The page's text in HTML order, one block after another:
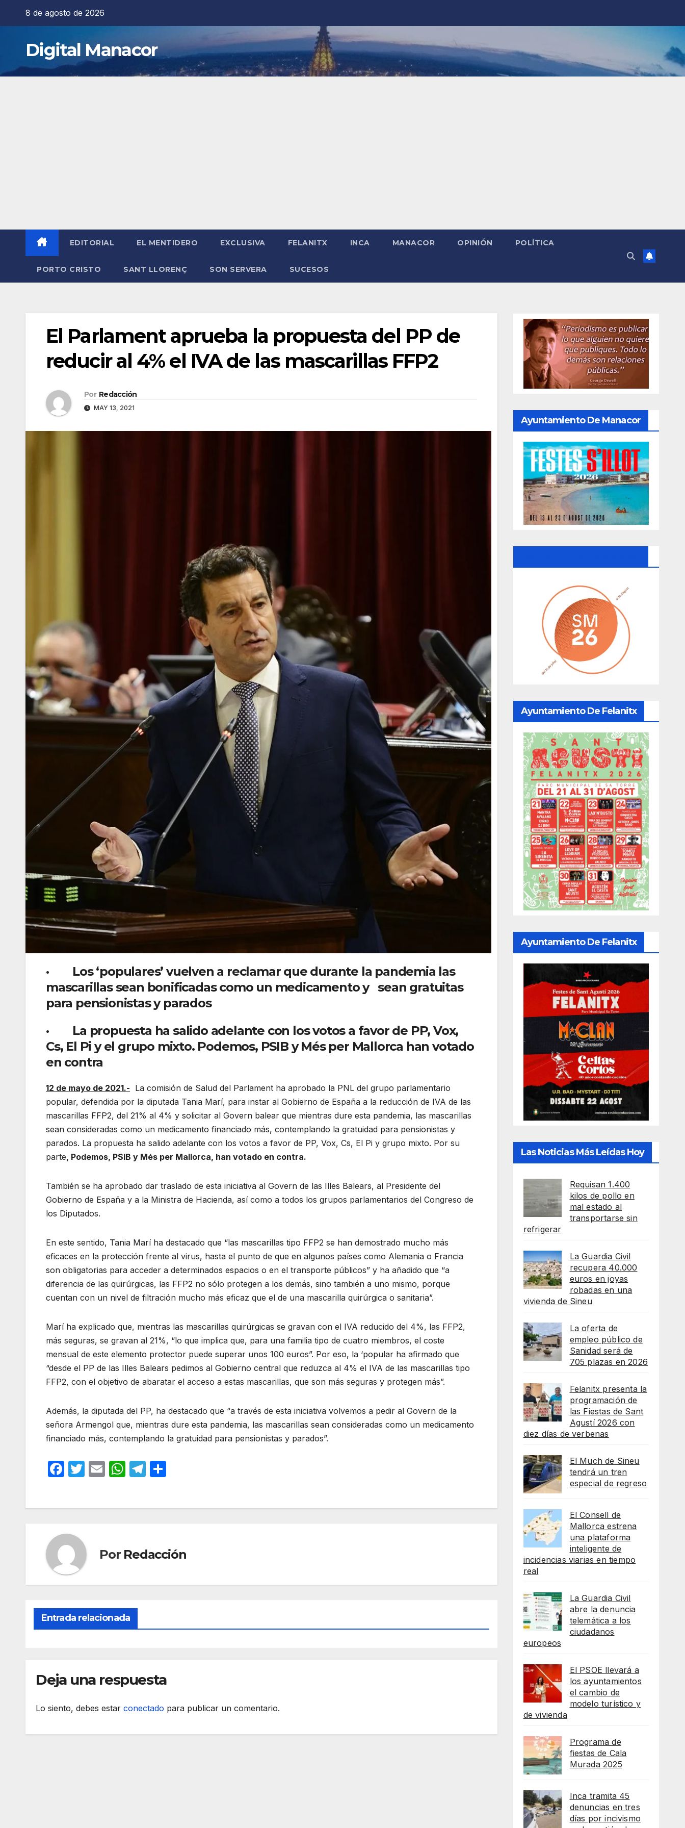
8 de agosto de 2026
Digital Manacor
EDITORIAL EL MENTIDERO EXCLUSIVA FELANITX INCA MANACOR OPINIÓN POLÍTICA
PORTO CRISTO SANT LLORENÇ SON SERVERA SUCESOS
El Parlament aprueba la propuesta del PP de
reducir al 4% el IVA de las mascarillas FFP2
Por Redacción
MAY 13, 2021
· Los ‘populares’ vuelven a reclamar que durante la pandemia las
mascarillas sean bonificadas como un medicamento y sean gratuitas
para pensionistas y parados
· La propuesta ha salido adelante con los votos a favor de PP, Vox,
Cs, El Pi y el grupo mixto. Podemos, PSIB y Més per Mallorca han votado
en contra
12 de mayo de 2021.- La comisión de Salud del Parlament ha aprobado la PNL del grupo parlamentario
popular, defendida por la diputada Tania Marí, para instar al Gobierno de España a la reducción de IVA de las
mascarillas FFP2, del 21% al 4% y solicitar al Govern balear que mientras dure esta pandemia, las mascarillas
sean consideradas como un medicamento financiado más, contemplando la gratuidad para pensionistas y
parados. La propuesta ha salido adelante con los votos a favor de PP, Vox, Cs, El Pi y grupo mixto. Por su
parte, Podemos, PSIB y Més per Mallorca, han votado en contra.
También se ha aprobado dar traslado de esta iniciativa al Govern de las Illes Balears, al Presidente del
Gobierno de España y a la Ministra de Hacienda, así como a todos los grupos parlamentarios del Congreso de
los Diputados.
En este sentido, Tania Marí ha destacado que “las mascarillas tipo FFP2 se han demostrado mucho más
eficaces en la protección frente al virus, hasta el punto de que en algunos países como Alemania o Francia
son obligatorias para acceder a determinados espacios o en el transporte públicos” y ha añadido que “a
diferencia de las quirúrgicas, las FFP2 no sólo protegen a los demás, sino también a uno mismo, porque
cuentan con un nivel de filtración mucho más eficaz que el de una mascarilla quirúrgica o sanitaria”.
Marí ha explicado que, mientras las mascarillas quirúrgicas se gravan con el IVA reducido del 4%, las FFP2,
más seguras, se gravan al 21%, “lo que implica que, para una familia tipo de cuatro miembros, el coste
mensual de este elemento protector puede superar unos 100 euros”. Por eso, la ‘popular ha afirmado que
“desde el PP de las Illes Balears pedimos al Gobierno central que reduzca al 4% el IVA de las mascarillas tipo
FFP2, con el objetivo de abaratar el acceso a estas mascarillas, que son más seguras y protegen más”.
Además, la diputada del PP, ha destacado que “a través de esta iniciativa volvemos a pedir al Govern de la
señora Armengol que, mientras dure esta pandemia, las mascarillas sean consideradas como un medicamento
financiado más, contemplando la gratuidad para pensionistas y parados”.
F
b
o
o
k
T
E
W
p
T
m tir
Por Redacción
Entrada relacionada
Deja una respuesta
Lo siento, debes estar conectado para publicar un comentario.
Ayuntamiento De Manacor
Ayuntamiento De Felanitx
Ayuntamiento De Felanitx
Las Noticias Más Leídas Hoy
Requisan 1.400
kilos de pollo en
mal estado al
transportarse sin
refrigerar
La Guardia Civil
recupera 40.000
euros en joyas
robadas en una
vivienda de Sineu
La oferta de
empleo público de
Sanidad será de
705 plazas en 2026
Felanitx presenta la
programación de
las Fiestas de Sant
Agustí 2026 con
diez días de verbenas
El Much de Sineu
tendrá un tren
especial de regreso
El Consell de
Mallorca estrena
una plataforma
inteligente de
incidencias viarias en tiempo
real
La Guardia Civil
abre la denuncia
telemática a los
ciudadanos
europeos
El PSOE llevará a
los ayuntamientos
el cambio de
modelo turístico y
de vivienda
Programa de
fiestas de Cala
Murada 2025
Inca tramita 45
denuncias en tres
días por incivismo